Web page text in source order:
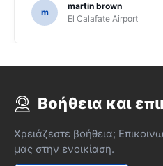
m
martin brown
El Calafate Airport
Βοήθεια και
Χρειάζεστε βοήθεια;
μας στην ενοικίαση.